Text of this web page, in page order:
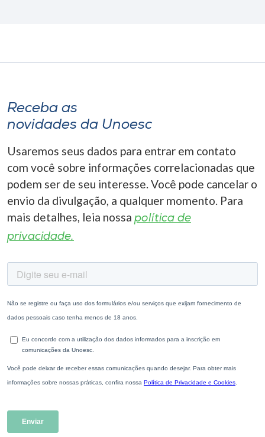
Receba as
novidades da Unoesc
Usaremos seus dados para entrar em contato
com você sobre informações correlacionadas que
podem ser de seu interesse. Você pode cancelar o
envio da divulgação, a qualquer momento. Para
mais detalhes, leia nossa política de
privacidade.